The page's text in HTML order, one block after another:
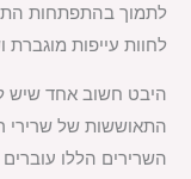
לתמוך בהתפתחות
לחוות עייפות מוגברת
היבט חשוב אחד שיש
התאוששות של שרירי
השרירים הללו